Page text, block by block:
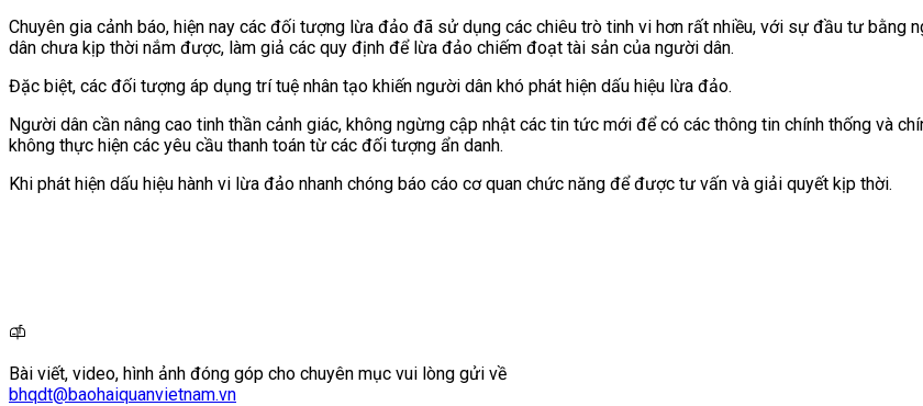
Chuyên gia cảnh báo, hiện nay các đối tượng lừa đảo đã sử dụng các chiêu trò tinh vi hơn rất nhiều, với sự đầu tư bằng
dân chưa kịp thời nắm được, làm giả các quy định để lừa đảo chiếm đoạt tài sản của người dân.
Đặc biệt, các đối tượng áp dụng trí tuệ nhân tạo khiến người dân khó phát hiện dấu hiệu lừa đảo.
Người dân cần nâng cao tinh thần cảnh giác, không ngừng cập nhật các tin tức mới để có các thông tin chính thống và
không thực hiện các yêu cầu thanh toán từ các đối tượng ẩn danh.
Khi phát hiện dấu hiệu hành vi lừa đảo nhanh chóng báo cáo cơ quan chức năng để được tư vấn và giải quyết kịp thời.
Bài viết, video, hình ảnh đóng góp cho chuyên mục vui lòng gửi về
bhqdt@baohaiquanvietnam.vn